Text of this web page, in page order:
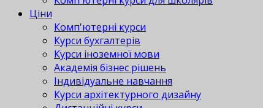
Ціни
Комп'ютерні курси
Курси бухгалтерів
Курси іноземної мови
Академія бізнес рішень
Індивідуальне навчання
Курси архітектурного дизайну